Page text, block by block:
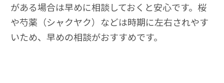
がある場合は早めに相談しておくと安心です。桜
や芍薬（シャクヤク）などは時期に左右されやす
いため、早めの相談がおすすめです。